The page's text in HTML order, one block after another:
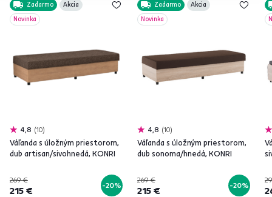
Zadarmo
Akcia
Novinka
4,8 10
Váľanda s úložným priestorom,
dub artisan/sivohnedá, KONRI
269 €
215 € -20%
Zadarmo
Akcia
Novinka
4,8 10
Váľanda s úložným priestorom,
dub sonoma/hnedá, KONRI
269 €
215 € -20%